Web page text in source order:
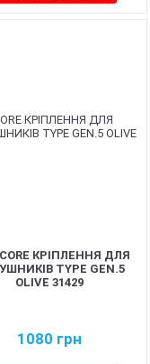
КРІПЛЕННЯ ДЛЯ
TYPE GEN.5
OLIVE 31429
1080 грн